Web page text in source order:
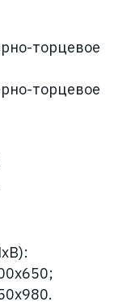
торцевое
торцевое